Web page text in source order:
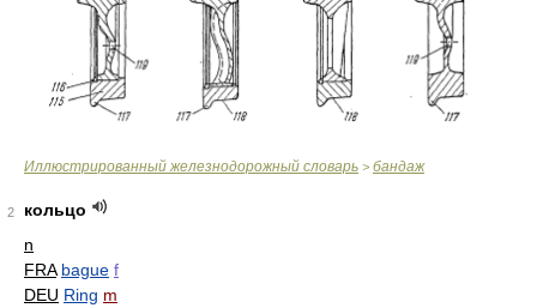
Иллюстрированный железнодорожный словарь > бандаж
2
кольцо
n
FRA bague f
DEU Ring m